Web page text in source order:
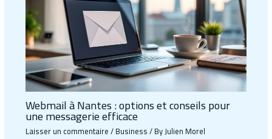
Webmail à Nantes : options et conseils pour
une messagerie efficace
Laisser un commentaire/Business/ ByJulien Morel